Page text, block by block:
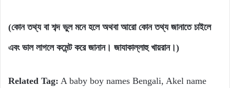
(কোন তথ্য বা শব্দ ভুল মনে হলে অথবা আরো কোন তথ্য জানাতে চাইলে
এবং ভাল লাগলে কমেন্ট করে জানান। জাযাকাল্লাহু খায়রান।)
Related Tag: A baby boy names Bengali, Akel name